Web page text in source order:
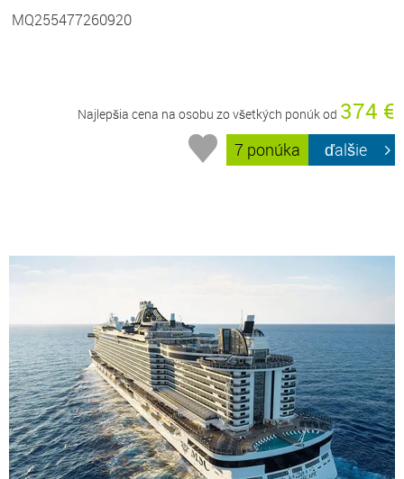
MQ255477260920
Najlepšia cena na osobu zo všetkých ponúk od 374 €
7 ponúka ďalšie